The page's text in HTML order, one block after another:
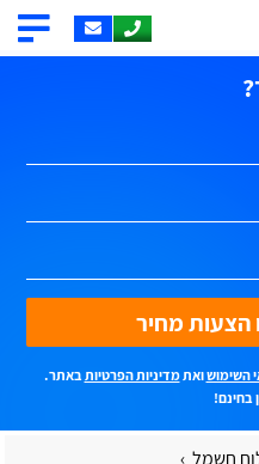
השימושואתמדיניות הפרטיותבאתר.
בחינם!
חשמל